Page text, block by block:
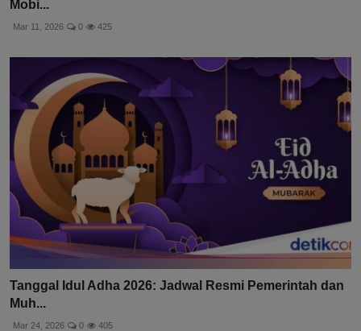
Mobi...
Mar 11, 2026 0 425
Tanggal Idul Adha 2026: Jadwal Resmi Pemerintah dan
Muh...
Mar 24, 2026 0 405